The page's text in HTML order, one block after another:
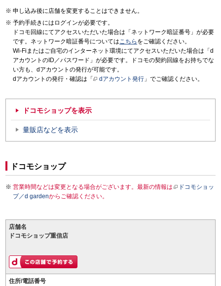
申し込み後に店舗を変更することはできません。
予約手続きにはログインが必要です。
ドコモ回線にてアクセスいただいた場合は「ネットワーク暗証番号」が必要
です。ネットワーク暗証番号についてはこちら をご確認ください。
Wi-Fiまたはご自宅のインターネット環境にてアクセスいただいた場合は「d
アカウントのID／パスワード」が必要です。ドコモの契約回線をお持ちでな
い方も、dアカウントの発行が可能です。
dアカウントの発行・確認は「
dアカウント発行 」でご確認ください。
ドコモショップを表示
量販店などを表示
ドコモショップ
営業時間などは変更となる場合がございます。最新の情報は
ドコモショッ
プ／d gardenからご確認ください。
店舗名
ドコモショップ重信店
住所/電話番号